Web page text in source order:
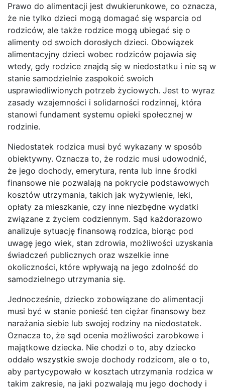
Prawo do alimentacji jest dwukierunkowe, co oznacza,
że nie tylko dzieci mogą domagać się wsparcia od
rodziców, ale także rodzice mogą ubiegać się o
alimenty od swoich dorosłych dzieci. Obowiązek
alimentacyjny dzieci wobec rodziców pojawia się
wtedy, gdy rodzice znajdą się w niedostatku i nie są w
stanie samodzielnie zaspokoić swoich
usprawiedliwionych potrzeb życiowych. Jest to wyraz
zasady wzajemności i solidarności rodzinnej, która
stanowi fundament systemu opieki społecznej w
rodzinie.
Niedostatek rodzica musi być wykazany w sposób
obiektywny. Oznacza to, że rodzic musi udowodnić,
że jego dochody, emerytura, renta lub inne środki
finansowe nie pozwalają na pokrycie podstawowych
kosztów utrzymania, takich jak wyżywienie, leki,
opłaty za mieszkanie, czy inne niezbędne wydatki
związane z życiem codziennym. Sąd każdorazowo
analizuje sytuację finansową rodzica, biorąc pod
uwagę jego wiek, stan zdrowia, możliwości uzyskania
świadczeń publicznych oraz wszelkie inne
okoliczności, które wpływają na jego zdolność do
samodzielnego utrzymania się.
Jednocześnie, dziecko zobowiązane do alimentacji
musi być w stanie ponieść ten ciężar finansowy bez
narażania siebie lub swojej rodziny na niedostatek.
Oznacza to, że sąd ocenia możliwości zarobkowe i
majątkowe dziecka. Nie chodzi o to, aby dziecko
oddało wszystkie swoje dochody rodzicom, ale o to,
aby partycypowało w kosztach utrzymania rodzica w
takim zakresie, na jaki pozwalają mu jego dochody i